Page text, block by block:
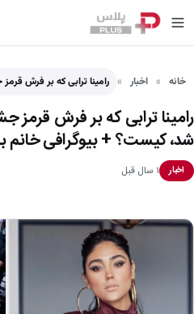
خانه اخبار رامینا ترابی که بر فرش
رامینا ترابی که بر فرش قرمز
شد، کیست؟ + بیوگرافی خانم
اخبار ۱ سال قبل